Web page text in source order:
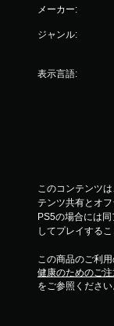
メーカー:
ジャンル:
表示言語:
このコンテンツ
テンツ共有とオ
PS5の場合には
してプレイするこ
この商品のご利
健康のためのご
をご参照ください